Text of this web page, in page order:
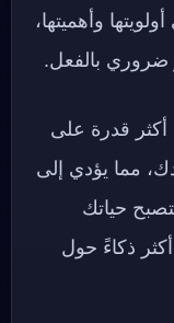
وأهميتها،
ضروري بالفعل.
أكثر قدرة على
مما يؤدي إلى
حياتك
ذكاءً حول